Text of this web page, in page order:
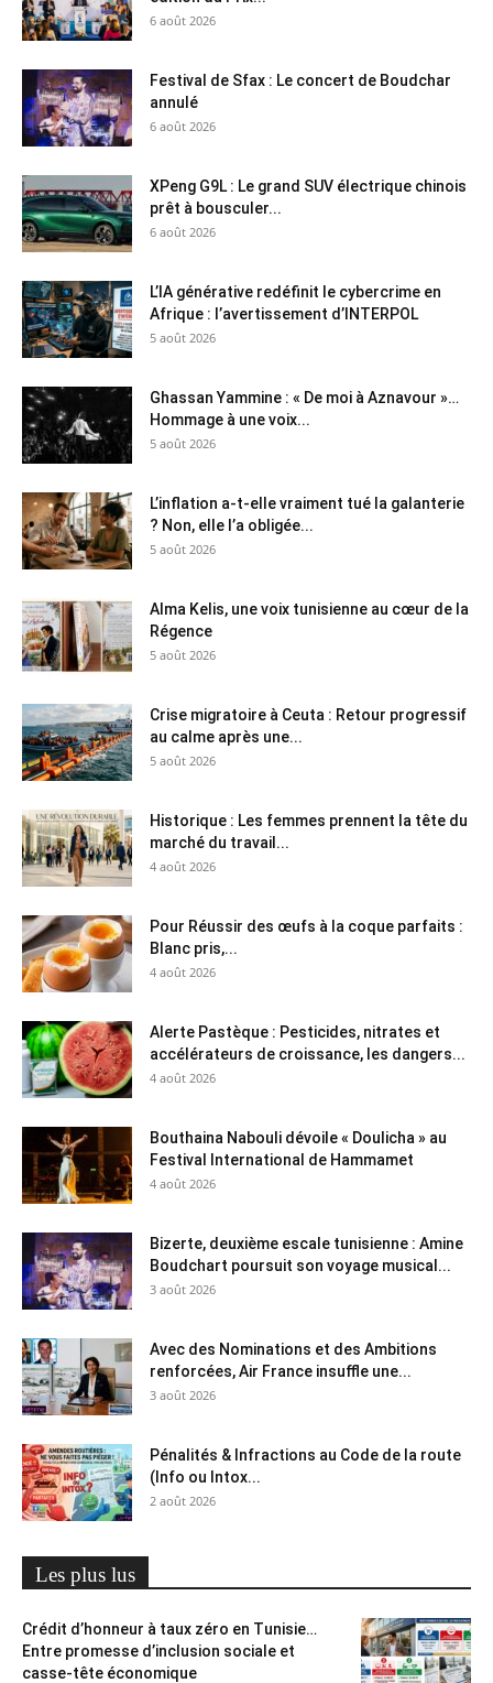
6 août 2026
Festival de Sfax : Le concert de Boudchar
annulé
6 août 2026
XPeng G9L : Le grand SUV électrique chinois
prêt à bousculer...
6 août 2026
L’IA générative redéfinit le cybercrime en
Afrique : l’avertissement d’INTERPOL
5 août 2026
Ghassan Yammine : « De moi à Aznavour »…
Hommage à une voix...
5 août 2026
L’inflation a-t-elle vraiment tué la galanterie
? Non, elle l’a obligée...
5 août 2026
Alma Kelis, une voix tunisienne au cœur de la
Régence
5 août 2026
Crise migratoire à Ceuta : Retour progressif
au calme après une...
5 août 2026
Historique : Les femmes prennent la tête du
marché du travail...
4 août 2026
Pour Réussir des œufs à la coque parfaits :
Blanc pris,...
4 août 2026
Alerte Pastèque : Pesticides, nitrates et
accélérateurs de croissance, les dangers...
4 août 2026
Bouthaina Nabouli dévoile « Doulicha » au
Festival International de Hammamet
4 août 2026
Bizerte, deuxième escale tunisienne : Amine
Boudchart poursuit son voyage musical...
3 août 2026
Avec des Nominations et des Ambitions
renforcées, Air France insuffle une...
3 août 2026
Pénalités & Infractions au Code de la route
(Info ou Intox...
2 août 2026
Les plus lus
Crédit d’honneur à taux zéro en Tunisie…
Entre promesse d’inclusion sociale et
casse-tête économique